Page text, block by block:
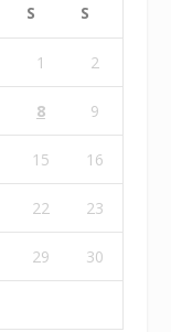
S S
1 2
8 9
15 16
22 23
29 30